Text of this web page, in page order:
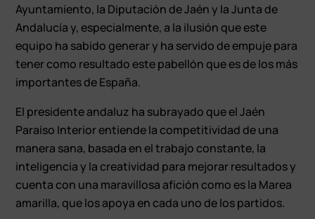
Ayuntamiento, la Diputación de Jaén y la Junta de
Andalucía y, especialmente, a la ilusión que este
equipo ha sabido generar y ha servido de empuje para
tener como resultado este pabellón que es de los más
importantes de España.
El presidente andaluz ha subrayado que el Jaén
Paraíso Interior entiende la competitividad de una
manera sana, basada en el trabajo constante, la
inteligencia y la creatividad para mejorar resultados y
cuenta con una maravillosa afición como es la Marea
amarilla, que los apoya en cada uno de los partidos.